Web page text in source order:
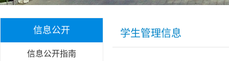
信息公开
信息公开指南
学生管理信息